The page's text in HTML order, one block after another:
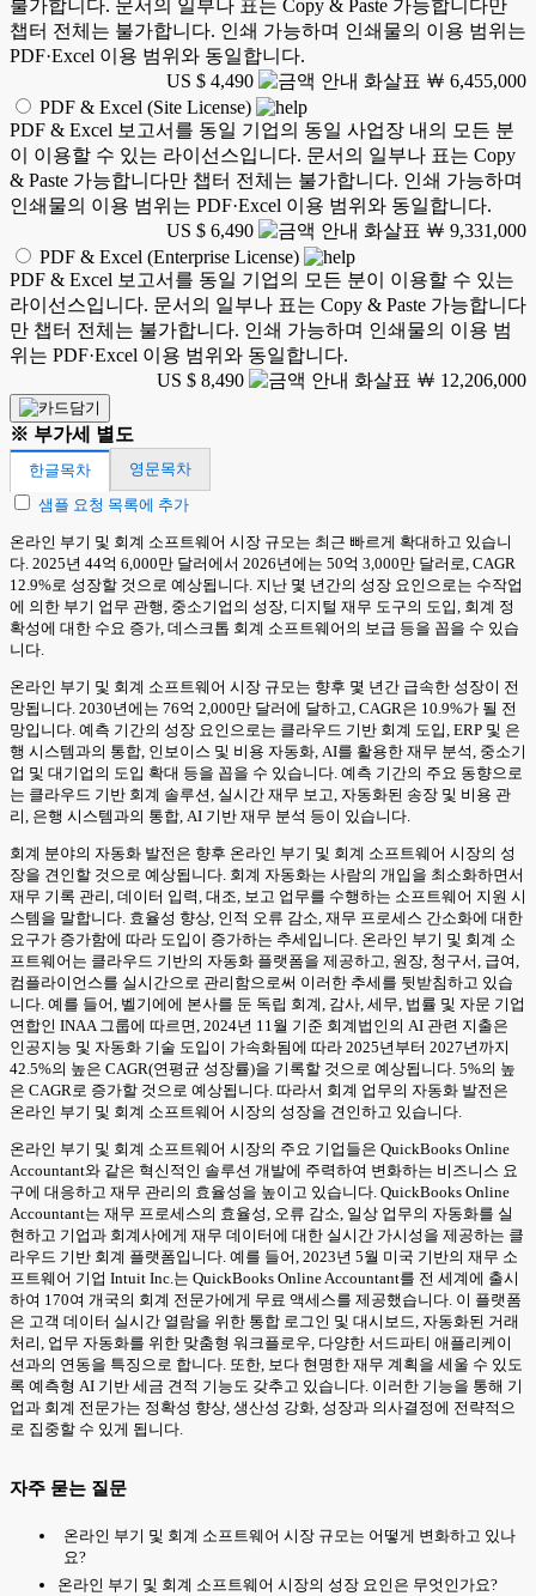
불가합니다. 문서의 일부나 표는 Copy & Paste 가능합니다만
챕터 전체는 불가합니다. 인쇄 가능하며 인쇄물의 이용 범위는
PDF·Excel 이용 범위와 동일합니다.
US $ 4,490
￦ 6,455,000
PDF & Excel (Site License)
PDF & Excel 보고서를 동일 기업의 동일 사업장 내의 모든 분
이 이용할 수 있는 라이선스입니다. 문서의 일부나 표는 Copy
& Paste 가능합니다만 챕터 전체는 불가합니다. 인쇄 가능하며
인쇄물의 이용 범위는 PDF·Excel 이용 범위와 동일합니다.
US $ 6,490
￦ 9,331,000
PDF & Excel (Enterprise License)
PDF & Excel 보고서를 동일 기업의 모든 분이 이용할 수 있는
라이선스입니다. 문서의 일부나 표는 Copy & Paste 가능합니다
만 챕터 전체는 불가합니다. 인쇄 가능하며 인쇄물의 이용 범
위는 PDF·Excel 이용 범위와 동일합니다.
US $ 8,490
￦ 12,206,000
※ 부가세 별도
한글목차
영문목차
샘플 요청 목록에 추가
온라인 부기 및 회계 소프트웨어 시장 규모는 최근 빠르게 확대하고 있습니
다. 2025년 44억 6,000만 달러에서 2026년에는 50억 3,000만 달러로, CAGR
12.9%로 성장할 것으로 예상됩니다. 지난 몇 년간의 성장 요인으로는 수작업
에 의한 부기 업무 관행, 중소기업의 성장, 디지털 재무 도구의 도입, 회계 정
확성에 대한 수요 증가, 데스크톱 회계 소프트웨어의 보급 등을 꼽을 수 있습
니다.
온라인 부기 및 회계 소프트웨어 시장 규모는 향후 몇 년간 급속한 성장이 전
망됩니다. 2030년에는 76억 2,000만 달러에 달하고, CAGR은 10.9%가 될 전
망입니다. 예측 기간의 성장 요인으로는 클라우드 기반 회계 도입, ERP 및 은
행 시스템과의 통합, 인보이스 및 비용 자동화, AI를 활용한 재무 분석, 중소기
업 및 대기업의 도입 확대 등을 꼽을 수 있습니다. 예측 기간의 주요 동향으로
는 클라우드 기반 회계 솔루션, 실시간 재무 보고, 자동화된 송장 및 비용 관
리, 은행 시스템과의 통합, AI 기반 재무 분석 등이 있습니다.
회계 분야의 자동화 발전은 향후 온라인 부기 및 회계 소프트웨어 시장의 성
장을 견인할 것으로 예상됩니다. 회계 자동화는 사람의 개입을 최소화하면서
재무 기록 관리, 데이터 입력, 대조, 보고 업무를 수행하는 소프트웨어 지원 시
스템을 말합니다. 효율성 향상, 인적 오류 감소, 재무 프로세스 간소화에 대한
요구가 증가함에 따라 도입이 증가하는 추세입니다. 온라인 부기 및 회계 소
프트웨어는 클라우드 기반의 자동화 플랫폼을 제공하고, 원장, 청구서, 급여,
컴플라이언스를 실시간으로 관리함으로써 이러한 추세를 뒷받침하고 있습
니다. 예를 들어, 벨기에에 본사를 둔 독립 회계, 감사, 세무, 법률 및 자문 기업
연합인 INAA 그룹에 따르면, 2024년 11월 기준 회계법인의 AI 관련 지출은
인공지능 및 자동화 기술 도입이 가속화됨에 따라 2025년부터 2027년까지
42.5%의 높은 CAGR(연평균 성장률)을 기록할 것으로 예상됩니다. 5%의 높
은 CAGR로 증가할 것으로 예상됩니다. 따라서 회계 업무의 자동화 발전은
온라인 부기 및 회계 소프트웨어 시장의 성장을 견인하고 있습니다.
온라인 부기 및 회계 소프트웨어 시장의 주요 기업들은 QuickBooks Online
Accountant와 같은 혁신적인 솔루션 개발에 주력하여 변화하는 비즈니스 요
구에 대응하고 재무 관리의 효율성을 높이고 있습니다. QuickBooks Online
Accountant는 재무 프로세스의 효율성, 오류 감소, 일상 업무의 자동화를 실
현하고 기업과 회계사에게 재무 데이터에 대한 실시간 가시성을 제공하는 클
라우드 기반 회계 플랫폼입니다. 예를 들어, 2023년 5월 미국 기반의 재무 소
프트웨어 기업 Intuit Inc.는 QuickBooks Online Accountant를 전 세계에 출시
하여 170여 개국의 회계 전문가에게 무료 액세스를 제공했습니다. 이 플랫폼
은 고객 데이터 실시간 열람을 위한 통합 로그인 및 대시보드, 자동화된 거래
처리, 업무 자동화를 위한 맞춤형 워크플로우, 다양한 서드파티 애플리케이
션과의 연동을 특징으로 합니다. 또한, 보다 현명한 재무 계획을 세울 수 있도
록 예측형 AI 기반 세금 견적 기능도 갖추고 있습니다. 이러한 기능을 통해 기
업과 회계 전문가는 정확성 향상, 생산성 강화, 성장과 의사결정에 전략적으
로 집중할 수 있게 됩니다.
자주 묻는 질문
온라인 부기 및 회계 소프트웨어 시장 규모는 어떻게 변화하고 있나
요?
온라인 부기 및 회계 소프트웨어 시장의 성장 요인은 무엇인가요?